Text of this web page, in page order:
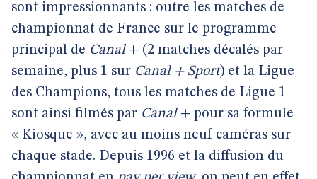
sont impressionnants : outre les matches de
championnat de France sur le programme
principal de Canal + (2 matches décalés par
semaine, plus 1 sur Canal + Sport) et la Ligue
des Champions, tous les matches de Ligue 1
sont ainsi filmés par Canal + pour sa formule
« Kiosque », avec au moins neuf caméras sur
chaque stade. Depuis 1996 et la diffusion du